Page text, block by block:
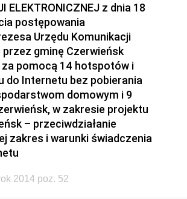
ELEKTRONICZNEJ z dnia 18
postępowania
Urzędu Komunikacji
gminę Czerwieńsk
za pomocą 14 hotspotów i
do Internetu bez pobierania
domowym i 9
w zakresie projektu
– przeciwdziałanie
zakres i warunki świadczenia
2014 poz. 52